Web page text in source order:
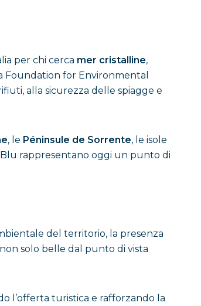
per chi cerca mer cristalline,
Foundation for Environmental
alla sicurezza delle spiagge e
, le Péninsule de Sorrente, le isole
rappresentano oggi un punto di
del territorio, la presenza
solo belle dal punto di vista
l’offerta turistica e rafforzando la